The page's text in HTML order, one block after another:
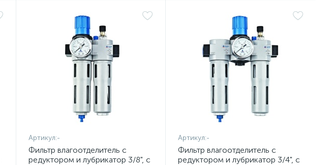
Артикул:-
Фильтр влагоотделитель с
редуктором и лубрикатор 3/8", с
Артикул:-
Фильтр влагоотделитель с
редуктором и лубрикатор 3/4", с